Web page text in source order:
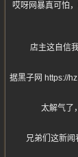
哎呀网暴真可怕
店主这自信
据黑子网 https://
太解气了
兄弟们这新闻